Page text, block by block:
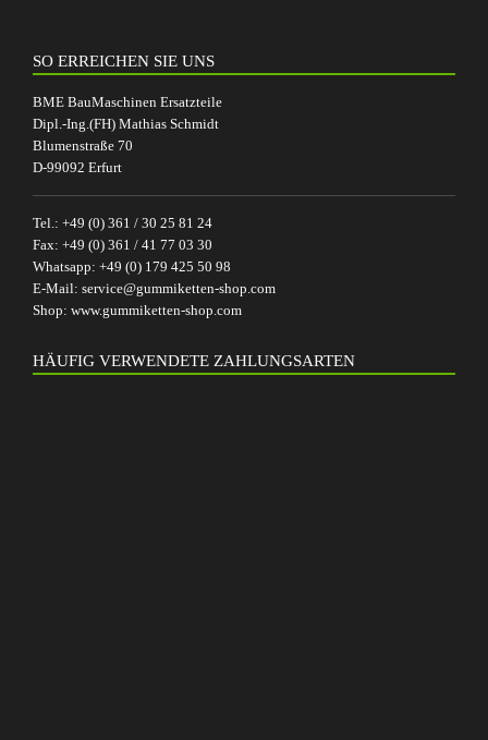
SO ERREICHEN SIE UNS
BME BauMaschinen Ersatzteile
Dipl.-Ing.(FH) Mathias Schmidt
Blumenstraße 70
D-99092 Erfurt
Tel.: +49 (0) 361 / 30 25 81 24
Fax: +49 (0) 361 / 41 77 03 30
Whatsapp: +49 (0) 179 425 50 98
E-Mail: service@gummiketten-shop.com
Shop: www.gummiketten-shop.com
HÄUFIG VERWENDETE ZAHLUNGSARTEN